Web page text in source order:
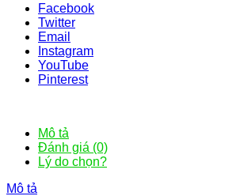
Facebook
Twitter
Email
Instagram
YouTube
Pinterest
Mô tả
Đánh giá (0)
Lý do chọn?
Mô tả